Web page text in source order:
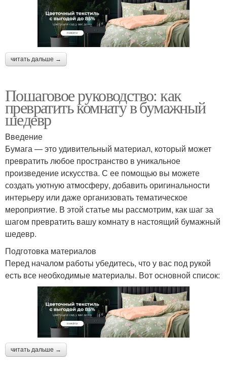
читать дальше →
Пошаговое руководство: как
превратить комнату в бумажный
шедевр
Введение
Бумага — это удивительный материал, который может
превратить любое пространство в уникальное
произведение искусства. С ее помощью вы можете
создать уютную атмосферу, добавить оригинальности
интерьеру или даже организовать тематическое
мероприятие. В этой статье мы рассмотрим, как шаг за
шагом превратить вашу комнату в настоящий бумажный
шедевр.
Подготовка материалов
Перед началом работы убедитесь, что у вас под рукой
есть все необходимые материалы. Вот основной список:
читать дальше →